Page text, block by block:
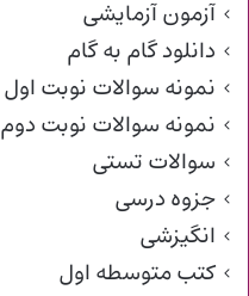
آزمون آزمایشی
دانلود گام به گام
نمونه سوالات نوبت اول
نمونه سوالات نوبت دوم
سوالات تستی
جزوه درسی
انگیزشی
کتب متوسطه اول